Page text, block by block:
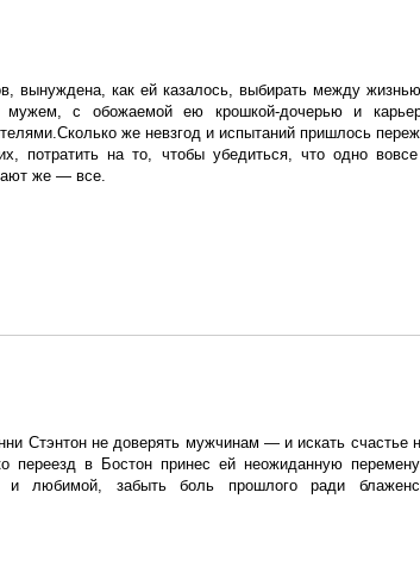
вынуждена, как ей казалось, выбирать между
с обожаемой ею крошкой-дочерью и
же невзгод и испытаний пришлось
потратить на то, чтобы убедиться, что одно
же — все.
Стэнтон не доверять мужчинам — и искать счастье
переезд в Бостон принес ей неожиданную
и любимой, забыть боль прошлого ради